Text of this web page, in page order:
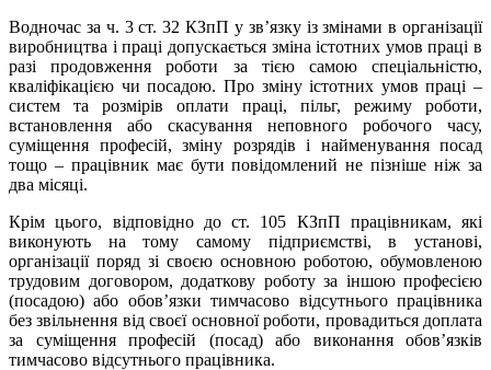
Водночас за ч. 3 ст. 32 КЗпП у зв’язку із змінами в організації
виробництва і праці допускається зміна істотних умов праці в
разі продовження роботи за тією самою спеціальністю,
кваліфікацією чи посадою. Про зміну істотних умов праці –
систем та розмірів оплати праці, пільг, режиму роботи,
встановлення або скасування неповного робочого часу,
суміщення професій, зміну розрядів і найменування посад
тощо – працівник має бути повідомлений не пізніше ніж за
два місяці.
Крім цього, відповідно до ст. 105 КЗпП працівникам, які
виконують на тому самому підприємстві, в установі,
організації поряд зі своєю основною роботою, обумовленою
трудовим договором, додаткову роботу за іншою професією
(посадою) або обов’язки тимчасово відсутнього працівника
без звільнення від своєї основної роботи, провадиться доплата
за суміщення професій (посад) або виконання обов’язків
тимчасово відсутнього працівника.